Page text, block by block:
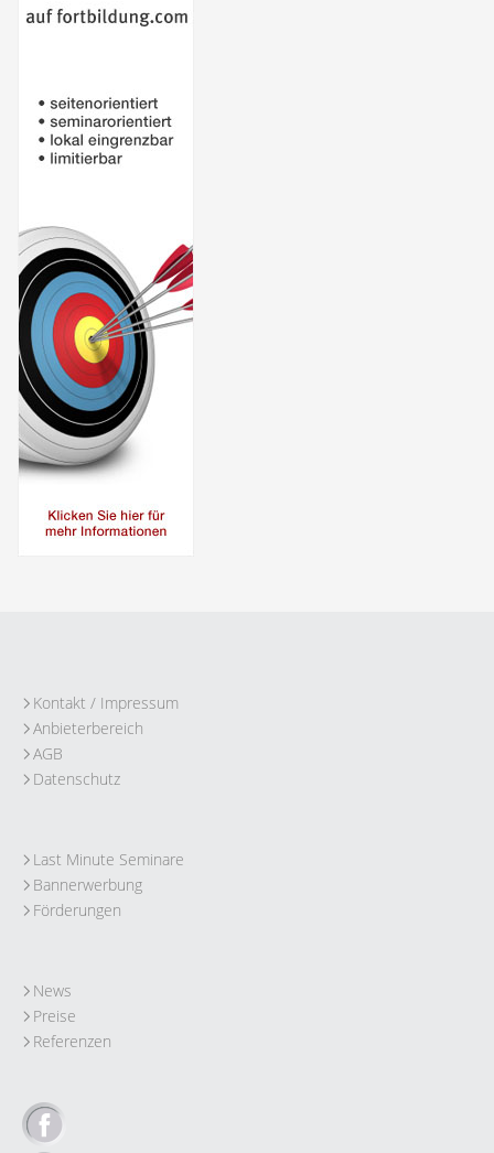
Kontakt / Impressum
Anbieterbereich
AGB
Datenschutz
Last Minute Seminare
Bannerwerbung
Förderungen
News
Preise
Referenzen